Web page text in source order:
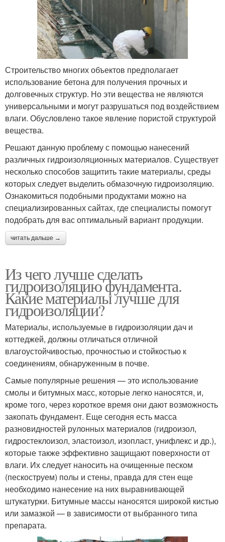
Строительство многих объектов предполагает
использование бетона для получения прочных и
долговечных структур. Но эти вещества не являются
универсальными и могут разрушаться под воздействием
влаги. Обусловлено такое явление пористой структурой
вещества.
Решают данную проблему с помощью нанесений
различных гидроизоляционных материалов. Существует
несколько способов защитить такие материалы, среды
которых следует выделить обмазочную гидроизоляцию.
Ознакомиться подобными продуктами можно на
специализированных сайтах, где специалисты помогут
подобрать для вас оптимальный вариант продукции.
читать дальше →
Из чего лучше сделать
гидроизоляцию фундамента.
Какие материалы лучше для
гидроизоляции?
Материалы, используемые в гидроизоляции дач и
коттеджей, должны отличаться отличной
влагоустойчивостью, прочностью и стойкостью к
соединениям, обнаруженным в почве.
Самые популярные решения — это использование
смолы и битумных масс, которые легко наносятся, и,
кроме того, через короткое время они дают возможность
закопать фундамент. Еще сегодня есть масса
разновидностей рулонных материалов (гидроизол,
гидростеклоизол, эластоизол, изопласт, унифлекс и др.),
которые также эффективно защищают поверхности от
влаги. Их следует наносить на очищенные песком
(пескоструем) полы и стены, правда для стен еще
необходимо нанесение на них выравнивающей
штукатурки. Битумные массы наносятся широкой кистью
или замазкой — в зависимости от выбранного типа
препарата.